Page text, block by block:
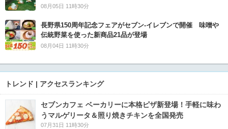
08月05日 11時30分
長野県150周年記念フェアがセブン-イレブンで開催 味噌や
伝統野菜を使った新商品21品が登場
08月04日 11時30分
トレンド | アクセスランキング
セブンカフェ ベーカリーに本格ピザ新登場！手軽に味わ
うマルゲリータ＆照り焼きチキンを全国発売
07月31日 11時30分